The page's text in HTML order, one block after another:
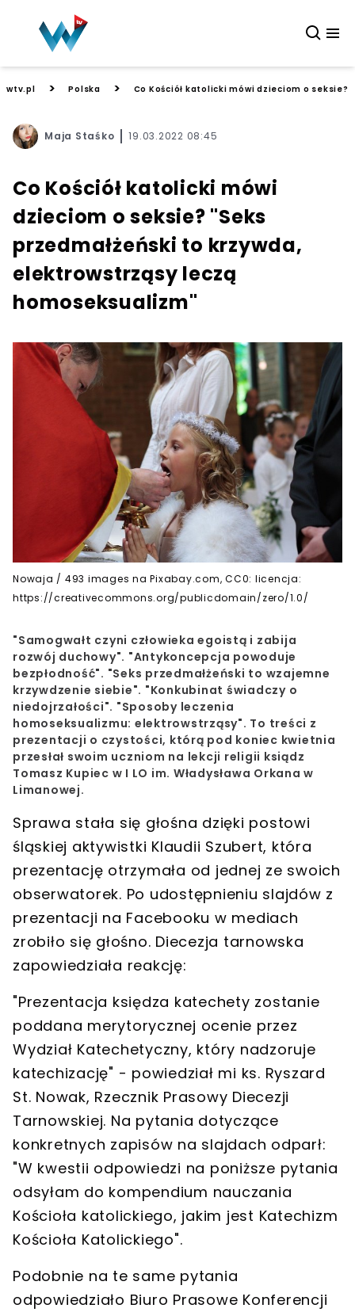
wtv.pl > Polska > Co Kościół katolicki mówi dzieciom o
Maja Staśko 19.03.2022 08:45
Co Kościół katolicki mówi
dzieciom o seksie? "Seks
przedmałżeński to krzywda,
elektrowstrząsy leczą
homoseksualizm"
Nowaja / 493 images na Pixabay.com, CC0: licencja:
https://creativecommons.org/publicdomain/zero/1.0/
"Samogwałt czyni człowieka egoistą i zabija
rozwój duchowy". "Antykoncepcja powoduje
bezpłodność". "Seks przedmałżeński to wzajemne
krzywdzenie siebie". "Konkubinat świadczy o
niedojrzałości". "Sposoby leczenia
homoseksualizmu: elektrowstrząsy". To treści z
prezentacji o czystości, którą pod koniec kwietnia
przesłał swoim uczniom na lekcji religii ksiądz
Tomasz Kupiec w I LO im. Władysława Orkana w
Limanowej.
Sprawa stała się głośna dzięki postowi
śląskiej aktywistki Klaudii Szubert, która
prezentację otrzymała od jednej ze swoich
obserwatorek. Po udostępnieniu slajdów z
prezentacji na Facebooku w mediach
zrobiło się głośno. Diecezja tarnowska
zapowiedziała reakcję:
"Prezentacja księdza katechety zostanie
poddana merytorycznej ocenie przez
Wydział Katechetyczny, który nadzoruje
katechizację" - powiedział mi ks. Ryszard
St. Nowak, Rzecznik Prasowy Diecezji
Tarnowskiej. Na pytania dotyczące
konkretnych zapisów na slajdach odparł:
"W kwestii odpowiedzi na poniższe pytania
odsyłam do kompendium nauczania
Kościoła katolickiego, jakim jest Katechizm
Kościoła Katolickiego".
Podobnie na te same pytania
odpowiedziało Biuro Prasowe Konferencji